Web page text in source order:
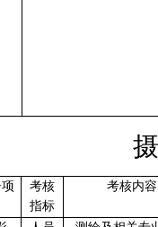
考核
指标
考核内容